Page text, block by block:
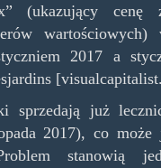
(ukazujący cenę
wartościowych)
2017 a
sprzedają już
2017), co
stanowią